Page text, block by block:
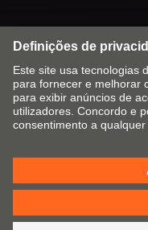
Política